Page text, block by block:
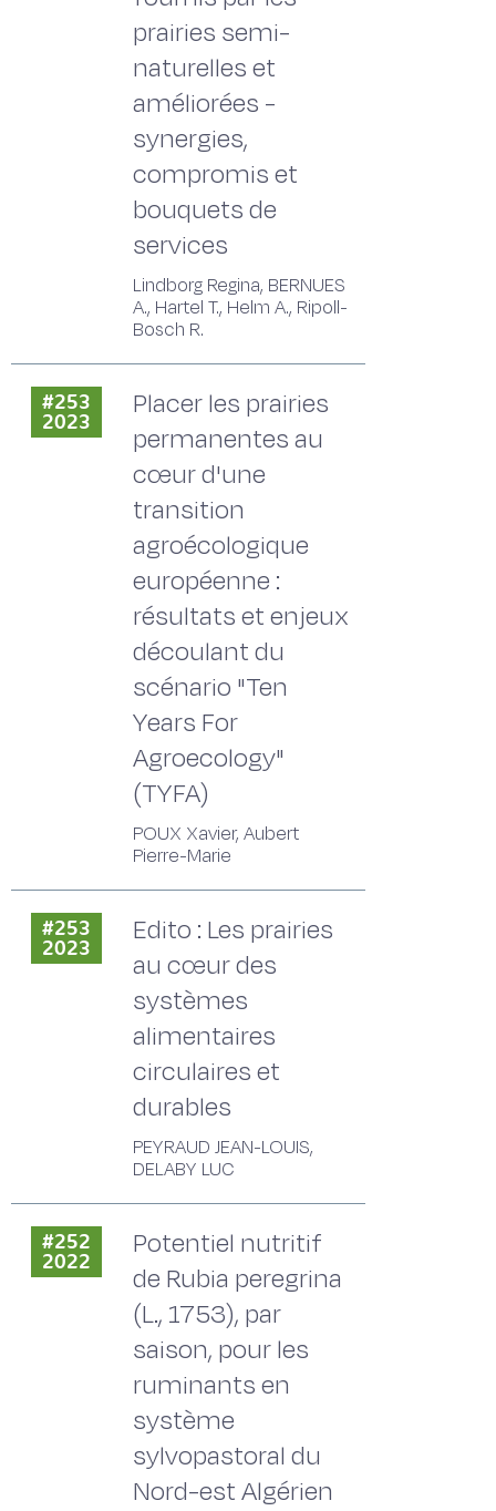
prairies semi-
naturelles et
améliorées -
synergies,
compromis et
bouquets de
services
Lindborg Regina, BERNUES
A., Hartel T., Helm A., Ripoll-
Bosch R.
#253
2023
Placer les prairies
permanentes au
cœur d'une
transition
agroécologique
européenne :
résultats et enjeux
découlant du
scénario "Ten
Years For
Agroecology"
(TYFA)
POUX Xavier, Aubert
Pierre-Marie
#253
2023
Edito : Les prairies
au cœur des
systèmes
alimentaires
circulaires et
durables
PEYRAUD JEAN-LOUIS,
DELABY LUC
#252
2022
Potentiel nutritif
de Rubia peregrina
(L., 1753), par
saison, pour les
ruminants en
système
sylvopastoral du
Nord-est Algérien